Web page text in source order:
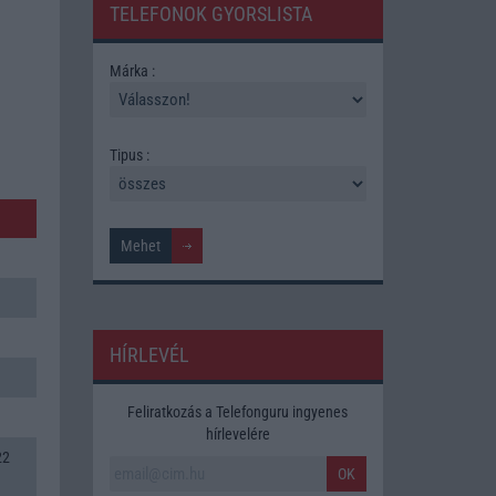
TELEFONOK GYORSLISTA
Márka :
Tipus :
HÍRLEVÉL
Feliratkozás a Telefonguru ingyenes
hírlevelére
OK